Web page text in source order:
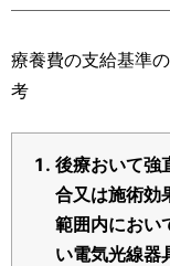
運営元
療養費の支給基準
考
後療おいて強
合又は施術効
範囲内におい
い電気光線器